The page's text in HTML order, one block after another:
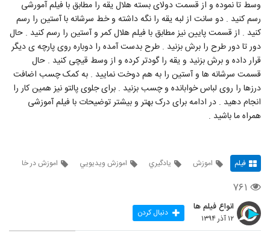
وسط تا نموده و از قسمت دولای بسته هلال یقه را مطابق با فیلم آمورشی
رسم کنید . دو سانت از لبه یقه را نگه داشته و خط سرشانه با آستین را رسم
کنید . از قسمت پایین نیز مطابق با فیلم هلال کمر و آستین را رسم کنید . حال
دور تا دور طرح را برش بزنید . طرح بدست آمده را دوباره روی پارچه ی دیگر
قرار داده و برش بزنید و یقه را گودتر کرده و از وسط قیچی کنید . حال
قسمت سرشانه ها و آستین را به هم دوخت نمایید . به کمک چسب اضافت
درزها را روی لباس خوابانده و چسب بزنید . برای جلوی پالتو نیز همین کار را
انجام دهید . در ادامه برای درک بهتر و بیشتر توضیحات با فیلم آموزشی
همراه ما باشید .
فیلم اموزش يادگيري اموزش ويديويي اموزش در خا
۷۶۱
انواع فیلم ها
۱۲ آذر ۱۳۹۴ دنبال کردن